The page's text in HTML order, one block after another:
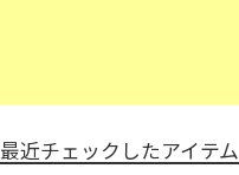
最近チェックしたアイテム